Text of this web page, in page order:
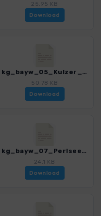
25.95 KB
Download
kg_bayw_05_Kulzer_Moos_3189_1.gpx
50.78 KB
Download
kg_bayw_07_Perlsee_3189_1.gpx
24.1 KB
Download